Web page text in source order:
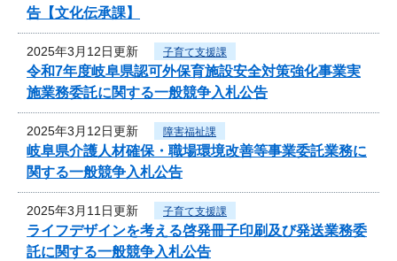
告【文化伝承課】
2025年3月12日更新 子育て支援課
令和7年度岐阜県認可外保育施設安全対策強化事業実
施業務委託に関する一般競争入札公告
2025年3月12日更新 障害福祉課
岐阜県介護人材確保・職場環境改善等事業委託業務に
関する一般競争入札公告
2025年3月11日更新 子育て支援課
ライフデザインを考える啓発冊子印刷及び発送業務委
託に関する一般競争入札公告